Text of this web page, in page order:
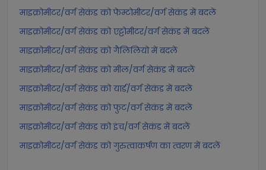
माइक्रोमीटर/वर्ग सेकंड को फेम्टोमीटर/वर्ग सेकंड में बदलें
माइक्रोमीटर/वर्ग सेकंड को एट्टोमीटर/वर्ग सेकंड में बदलें
माइक्रोमीटर/वर्ग सेकंड को गैलिलियो में बदलें
माइक्रोमीटर/वर्ग सेकंड को मील/वर्ग सेकंड में बदलें
माइक्रोमीटर/वर्ग सेकंड को यार्ड/वर्ग सेकंड में बदलें
माइक्रोमीटर/वर्ग सेकंड को फुट/वर्ग सेकंड में बदलें
माइक्रोमीटर/वर्ग सेकंड को इंच/वर्ग सेकंड में बदलें
माइक्रोमीटर/वर्ग सेकंड को गुरुत्वाकर्षण का त्वरण में बदलें